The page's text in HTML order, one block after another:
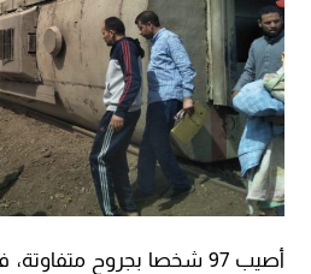
أصيب 97 شخصا بجروح